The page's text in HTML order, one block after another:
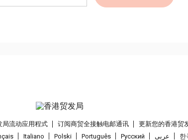
局流动应用程式 订阅商贸全接触电邮通讯 更新您的香港贸
Italiano Polski Português Pусский عربى 한